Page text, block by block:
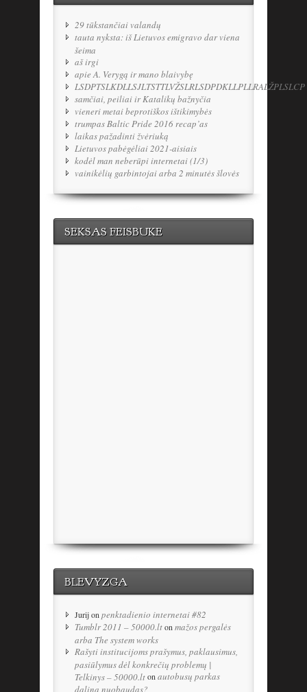
29 tūkstančiai valandų
tauta nyksta: iš Lietuvos emigravo dar viena
šeima
aš irgi
apie A. Verygą ir mano blaivybę
LSDPTSLKDLLSJLTSTTLVŽSLRLSDPDKLLPLLRALŽPLSLCP
samčiai, peiliai ir Katalikų bažnyčia
vieneri metai beprotiškos ištikimybės
trumpas Baltic Pride 2016 recap’as
laikas pažadinti žvėriuką
Lietuvos pabėgėliai 2021-aisiais
kodėl man neberūpi internetai (1/3)
vainikėlių garbintojai arba 2 minutės šlovės
SEKSAS FEISBUKE
BLEVYZGA
Jurijon penktadienio internetai #82
Tumblr 2011 – 50000.lton mažos pergalės
arba The system works
Rašyti institucijoms prašymus, paklausimus,
pasiūlymus dėl konkrečių problemų |
Telkinys – 50000.lton autobusų parkas
dalina nuobaudas?